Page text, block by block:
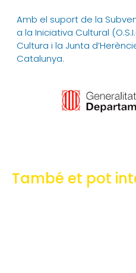
Amb el suport de la
a la Iniciativa Cultural
Cultura i la Junta
Catalunya.
També et pot